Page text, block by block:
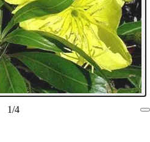
1/4